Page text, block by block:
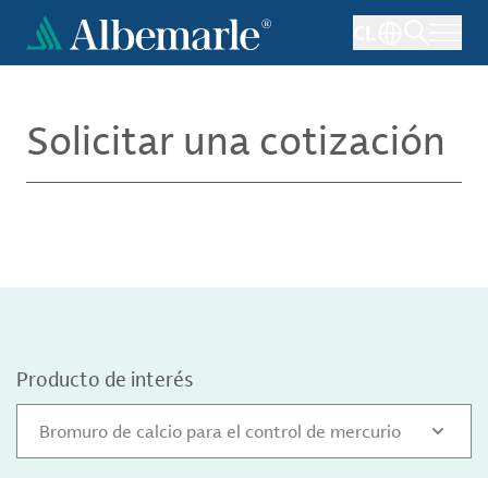
Pasar
contenido
Solicitar una cotización
Producto de interés
Bromuro de calcio para el control de mercurio